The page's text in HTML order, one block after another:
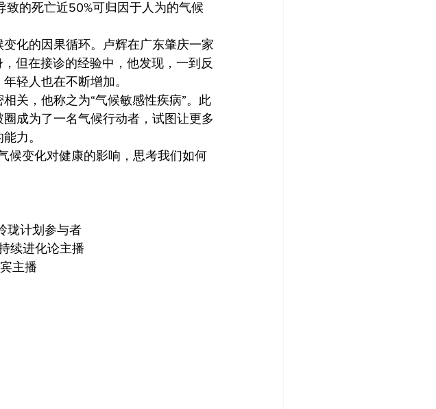
的死亡近50%可归因于人为的气候
化的因果循环。卢辉在广东肇庆一家
但在接诊的经验中，他发现，一到反
轻人也在不断增加。
关，他称之为“气候敏感性疾病”。此
成为了一名气候行动者，试图让更多
力。
候变化对健康的影响，思考我们如何
珑计划参与者
续进化论主播
主播